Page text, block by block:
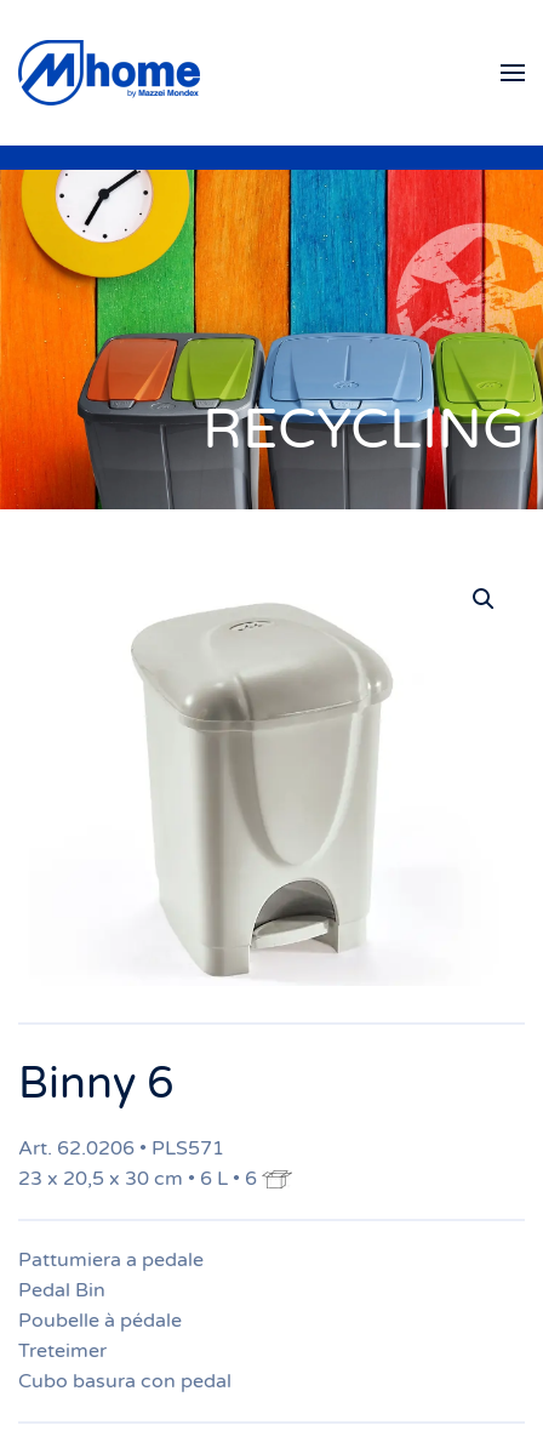
Skip to main content
RECYCLING
Binny 6
Art. 62.0206 • PLS571
23 x 20,5 x 30 cm • 6 L • 6
Pattumiera a pedale
Pedal Bin
Poubelle à pédale
Treteimer
Cubo basura con pedal